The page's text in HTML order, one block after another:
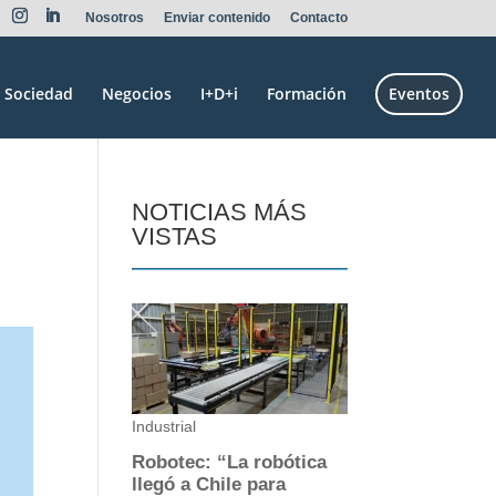
Nosotros Enviar contenido Contacto
Sociedad Negocios I+D+i Formación Eventos
NOTICIAS MÁS
VISTAS